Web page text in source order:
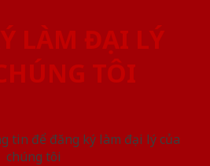
LÀM ĐẠI LÝ
TÔI
tin để đăng ký làm đại lý của
chúng tôi